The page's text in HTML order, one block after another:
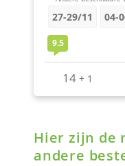
Hier zijn de
andere